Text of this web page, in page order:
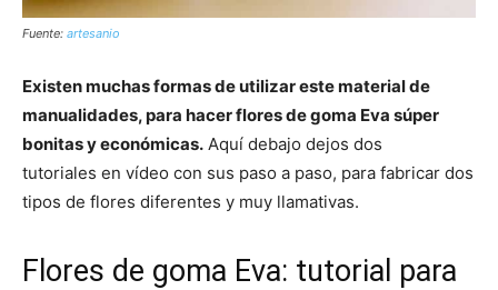
Fuente: artesanio
Existen muchas formas de utilizar este material de
manualidades, para hacer flores de goma Eva súper
bonitas y económicas. Aquí debajo dejos dos
tutoriales en vídeo con sus paso a paso, para fabricar dos
tipos de flores diferentes y muy llamativas.
Flores de goma Eva: tutorial para